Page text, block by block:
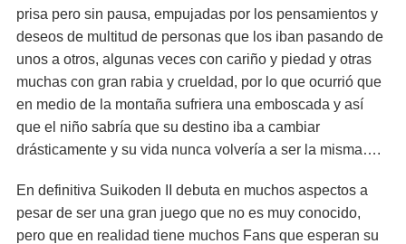
prisa pero sin pausa, empujadas por los pensamientos y
deseos de multitud de personas que los iban pasando de
unos a otros, algunas veces con cariño y piedad y otras
muchas con gran rabia y crueldad, por lo que ocurrió que
en medio de la montaña sufriera una emboscada y así
que el niño sabría que su destino iba a cambiar
drásticamente y su vida nunca volvería a ser la misma….
En definitiva Suikoden II debuta en muchos aspectos a
pesar de ser una gran juego que no es muy conocido,
pero que en realidad tiene muchos Fans que esperan su